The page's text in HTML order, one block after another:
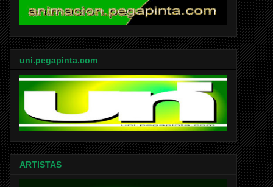
uni.pegapinta.com
ARTISTAS